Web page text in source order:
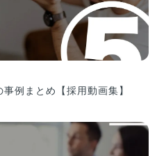
例まとめ【採用動画集】